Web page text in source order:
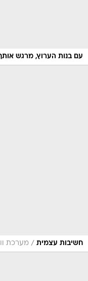
עם בנות הערוץ, מרגש
חשיבות עצמית / מערכת